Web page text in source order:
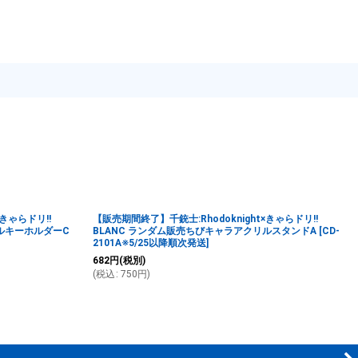
ゃらドリ!!
キーホルダーC
【販売期間終了】千銃士:Rhodoknight×きゃらドリ!!
BLANC ランダム販売ちびキャラアクリルスタンドA [CD-
2101A※5/25以降順次発送]
682円 (税別)
(税込 : 750 円)